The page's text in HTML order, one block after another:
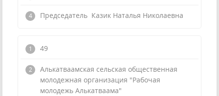
Председатель Казик Наталья Николаевна
49
Алькатваамская сельская общественная
молодежная организация "Рабочая
молодежь Алькатваама"